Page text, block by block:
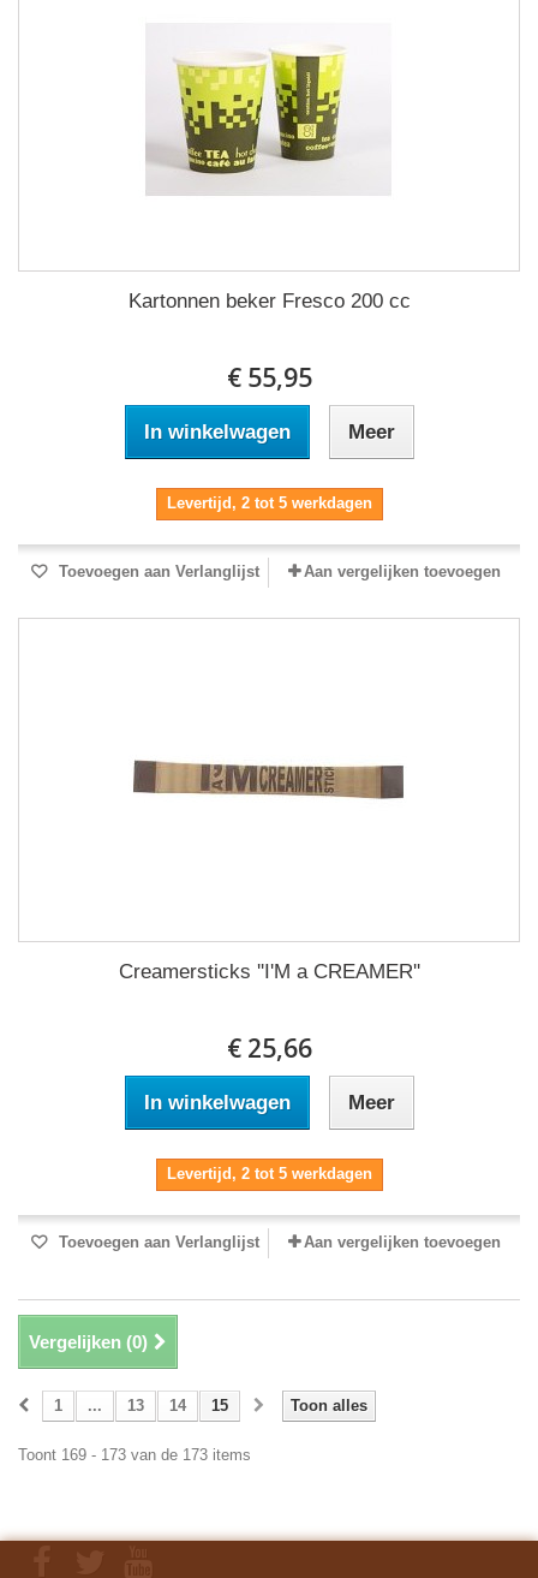
Kartonnen beker Fresco 200 cc
€ 55,95
In winkelwagen Meer
Levertijd, 2 tot 5 werkdagen
Toevoegen aan Verlanglijst Aan vergelijken toevoegen
Creamersticks ''I'M a CREAMER''
€ 25,66
In winkelwagen Meer
Levertijd, 2 tot 5 werkdagen
Toevoegen aan Verlanglijst Aan vergelijken toevoegen
Vergelijken (0)
Toon alles
1 ... 13 14 15
Toont 169 - 173 van de 173 items